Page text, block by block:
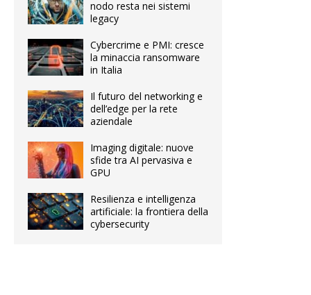
nodo resta nei sistemi
legacy
Cybercrime e PMI: cresce
la minaccia ransomware
in Italia
Il futuro del networking e
dell’edge per la rete
aziendale
Imaging digitale: nuove
sfide tra AI pervasiva e
GPU
Resilienza e intelligenza
artificiale: la frontiera della
cybersecurity